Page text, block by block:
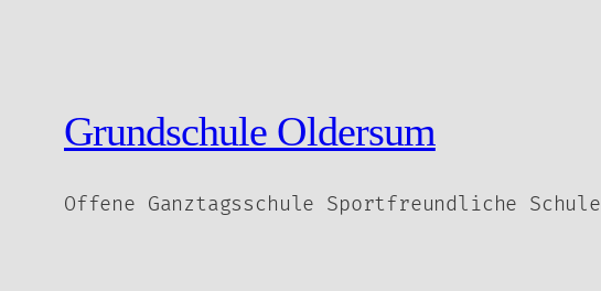
Grundschule Oldersum
Offene Ganztagsschule Sportfreundliche Schule